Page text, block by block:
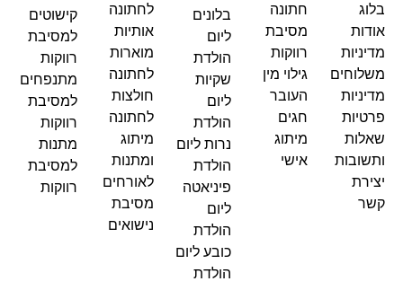
בלוג
אודות
מדיניות
משלוחים
מדיניות
פרטיות
שאלות
ותשובות
יצירת
קשר
חתונה
מסיבת
רווקות
גילוי מין
העובר
חגים
מיתוג
אישי
בלונים
ליום
הולדת
שקיות
ליום
הולדת
נרות ליום
הולדת
פיניאטה
ליום
הולדת
כובע ליום
הולדת
לחתונה
אותיות
מוארות
לחתונה
חולצות
לחתונה
מיתוג
ומתנות
לאורחים
מסיבת
נישואים
קישוטים
למסיבת
רווקות
מתנפחים
למסיבת
רווקות
מתנות
למסיבת
רווקות